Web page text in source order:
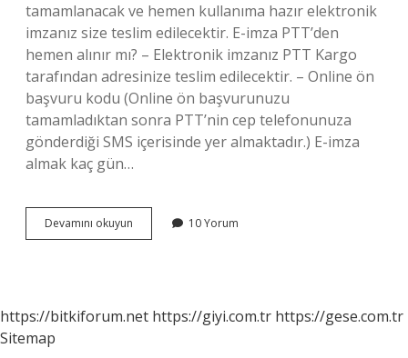
tamamlanacak ve hemen kullanıma hazır elektronik
imzanız size teslim edilecektir. E-imza PTT’den
hemen alınır mı? – Elektronik imzanız PTT Kargo
tarafından adresinize teslim edilecektir. – Online ön
başvuru kodu (Online ön başvurunuzu
tamamladıktan sonra PTT’nin cep telefonunuza
gönderdiği SMS içerisinde yer almaktadır.) E-imza
almak kaç gün…
Devamını okuyun
Hızlı
10 Yorum
https://bitkiforum.net https://giyi.com.tr https://gese.com.tr
Sitemap